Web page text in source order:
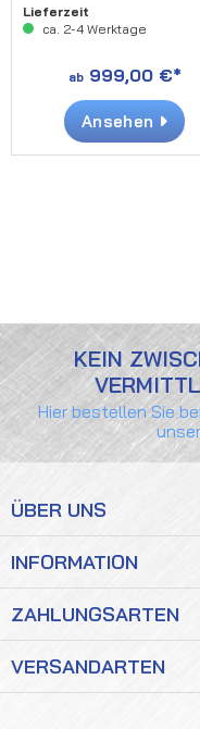
Lieferzeit
ca. 2-4 Werktage
ab999,00 €*
Ansehen
KEIN
Hier bestellen Sie
ÜBER UNS
INFORMATION
ZAHLUNGSARTEN
VERSANDARTEN